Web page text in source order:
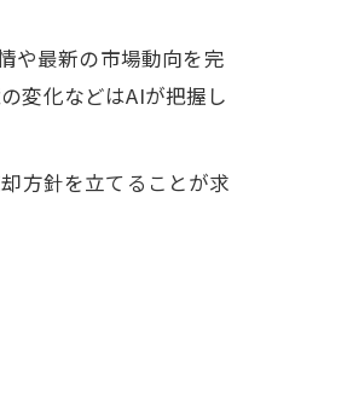
や最新の市場動向を完
変化などはAIが把握し
方針を立てることが求